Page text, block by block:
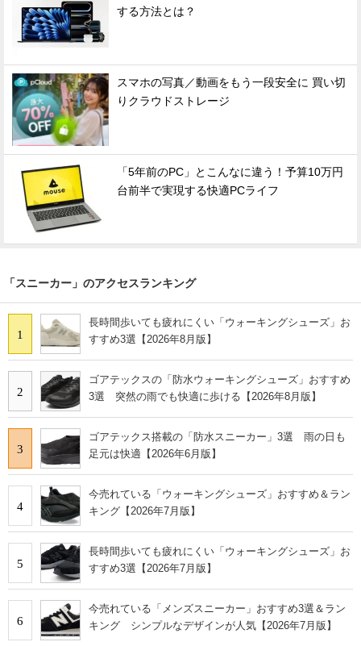
する方法とは？
スマホの写真／動画をもう一段安全に 買い切
りクラウドストレージ
「5年前のPC」とこんなに違う！予算10万円
台前半で実現する快適PCライフ
「スニーカー」のアクセスランキング
1
長時間歩いても疲れにくい「ウォーキングシューズ」お
すすめ3選【2026年8月版】
2
ゴアテックスの「防水ウォーキングシューズ」おすすめ
3選 突然の雨でも快適に歩ける【2026年8月版】
3
ゴアテックス搭載の「防水スニーカー」3選 雨の日も
足元は快適【2026年6月版】
4
今売れている「ウォーキングシューズ」おすすめ＆ラン
キング【2026年7月版】
5
長時間歩いても疲れにくい「ウォーキングシューズ」お
すすめ3選【2026年7月版】
6
今売れている「メンズスニーカー」おすすめ3選＆ラン
キング シンプルなデザインが人気【2026年7月版】